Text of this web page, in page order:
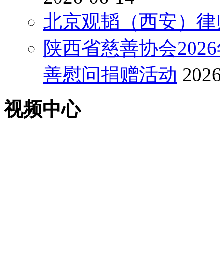
北京观韬（西安）
陕西省慈善协会
善慰问捐赠活动
视频中心